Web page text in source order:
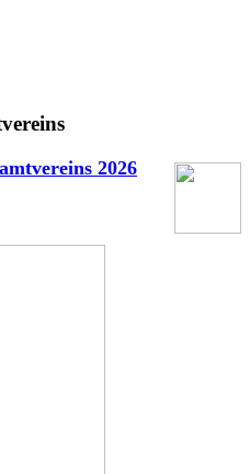
2026